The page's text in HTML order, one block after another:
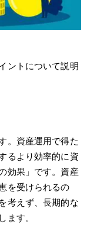
ントについて説明
。資産運用で得た
るより効率的に資
効果」です。資産
を受けられるの
考えず、長期的な
ます。